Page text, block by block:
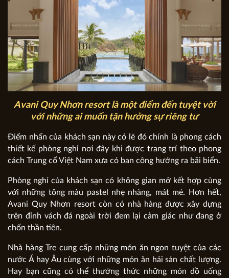
Avani Quy Nhơn resort là một điểm đến tuyệt vời
với những ai muốn tận hưởng sự riêng tư
Điểm nhấn của khách sạn này có lẽ đó chính là phong cách
thiết kế phòng nghỉ nơi đây khi được trang trí theo phong
cách Trung cổ Việt Nam xưa có ban công hướng ra bãi biển.
Phòng nghỉ của khách sạn có không gian mở kết hợp cùng
với những tông màu pastel nhẹ nhàng, mát mẻ. Hơn hết,
Avani Quy Nhơn resort còn có nhà hàng được xây dựng
trên đỉnh vách đá ngoài trời đem lại cảm giác như đang ở
chốn thần tiên.
Nhà hàng Tre cung cấp những món ăn ngon tuyệt của các
nước Á hay Âu cùng với những món ăn hải sản chất lượng.
Hay bạn cũng có thể thưởng thức những món đồ uống